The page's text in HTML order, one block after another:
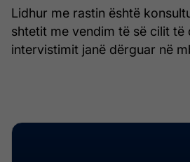
Lidhur me rastin është
shtetit me vendim të së cilit të
intervistimit janë dërguar në